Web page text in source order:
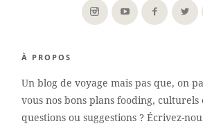
À PROPOS
Un blog de voyage mais pas que, on
vous nos bons plans fooding, culturels
questions ou suggestions ? Écrivez-